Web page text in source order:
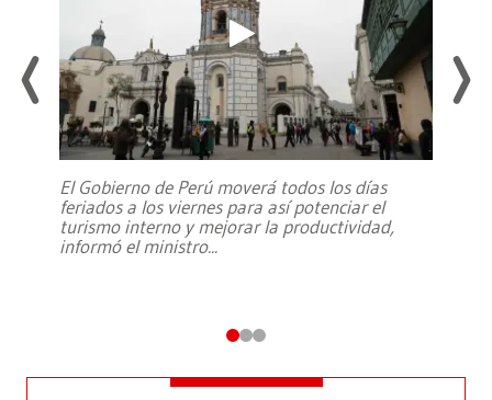
El Gobierno de Perú moverá todos los días
feriados a los viernes para así potenciar el
turismo interno y mejorar la productividad,
informó el ministro...